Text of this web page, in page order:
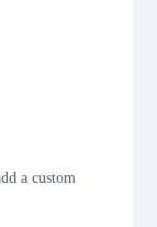
a custom